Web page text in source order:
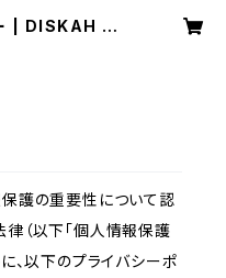
| DISKAH O
保護の重要性について認
（以下「個人情報保護
、以下のプライバシーポ